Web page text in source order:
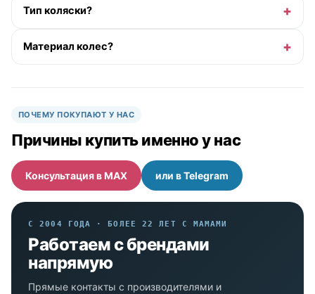
Тип коляски?
Материал колес?
ПОЧЕМУ ПОКУПАЮТ У НАС
Причины купить именно у нас
Консультация в MAX или в Telegram
С 2004 ГОДА · БОЛЕЕ 22 ЛЕТ С МАМАМИ
Работаем с брендами
напрямую
Прямые контакты с производителями и